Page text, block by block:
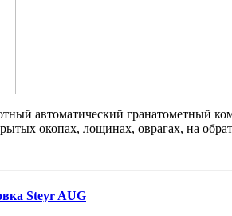
автоматический гранатометный
окопах, лощинах, оврагах, на
Steyr AUG